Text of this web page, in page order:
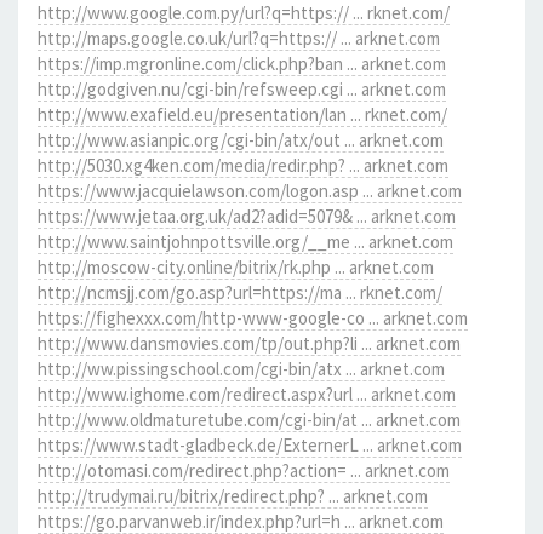
http://www.google.com.py/url?q=https:// ... rknet.com/
http://maps.google.co.uk/url?q=https:// ... arknet.com
https://imp.mgronline.com/click.php?ban ... arknet.com
http://godgiven.nu/cgi-bin/refsweep.cgi ... arknet.com
http://www.exafield.eu/presentation/lan ... rknet.com/
http://www.asianpic.org/cgi-bin/atx/out ... arknet.com
http://5030.xg4ken.com/media/redir.php? ... arknet.com
https://www.jacquielawson.com/logon.asp ... arknet.com
https://www.jetaa.org.uk/ad2?adid=5079& ... arknet.com
http://www.saintjohnpottsville.org/__me ... arknet.com
http://moscow-city.online/bitrix/rk.php ... arknet.com
http://ncmsjj.com/go.asp?url=https://ma ... rknet.com/
https://fighexxx.com/http-www-google-co ... arknet.com
http://www.dansmovies.com/tp/out.php?li ... arknet.com
http://ww.pissingschool.com/cgi-bin/atx ... arknet.com
http://www.ighome.com/redirect.aspx?url ... arknet.com
http://www.oldmaturetube.com/cgi-bin/at ... arknet.com
https://www.stadt-gladbeck.de/ExternerL ... arknet.com
http://otomasi.com/redirect.php?action= ... arknet.com
http://trudymai.ru/bitrix/redirect.php? ... arknet.com
https://go.parvanweb.ir/index.php?url=h ... arknet.com